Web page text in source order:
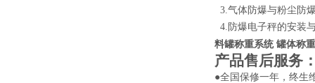
3.气体防爆与粉尘防
4.防爆电子秤的安装
料罐称重系统 罐体称
产品售后服务
●全国保修一年，终生